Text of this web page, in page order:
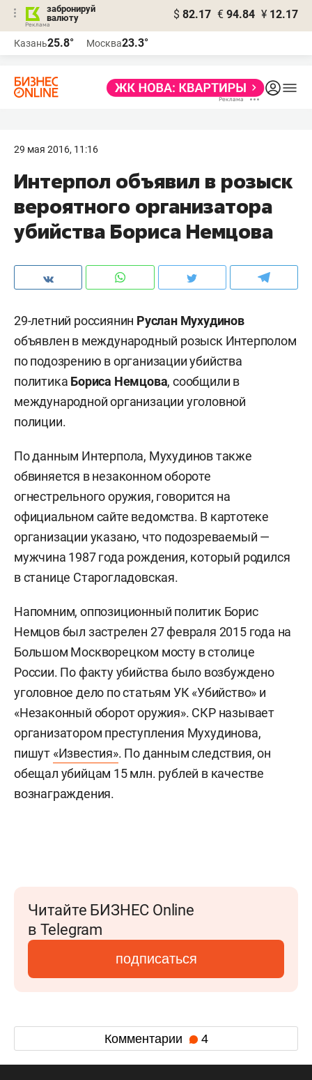
забронируй
валюту
$ 82.17 € 94.84 ¥ 12.17
Казань25.8° Москва23.3°
29 мая 2016, 11:16
​Интерпол объявил в розыск
вероятного организатора
убийства Бориса Немцова
29-летний россиянин Руслан Мухудинов
объявлен в международный розыск Интерполом
по подозрению в организации убийства
политика Бориса Немцова, сообщили в
международной организации уголовной
полиции.
По данным Интерпола, Мухудинов также
обвиняется в незаконном обороте
огнестрельного оружия, говорится на
официальном сайте ведомства. В картотеке
организации указано, что подозреваемый —
мужчина 1987 года рождения, который родился
в станице Старогладовская.
Напомним, оппозиционный политик Борис
Немцов был застрелен 27 февраля 2015 года на
Большом Москворецком мосту в столице
России. По факту убийства было возбуждено
уголовное дело по статьям УК «Убийство» и
«Незаконный оборот оружия». СКР называет
организатором преступления Мухудинова,
пишут «Известия». По данным следствия, он
обещал убийцам 15 млн. рублей в качестве
вознаграждения.
Читайте БИЗНЕС Online
в Telegram
подписаться
Комментарии 4